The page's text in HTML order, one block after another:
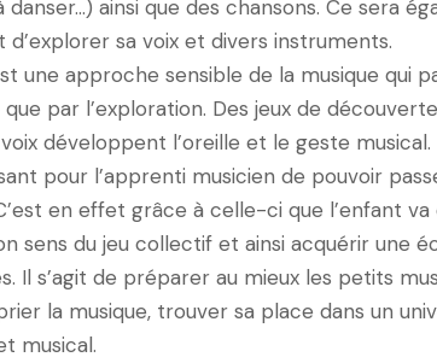
danser…) ainsi que des chansons. Ce sera
d’explorer sa voix et divers instruments.
une approche sensible de la musique qui
que par l’exploration. Des jeux de
développent l’oreille et le geste
pour l’apprenti musicien de pouvoir
en effet grâce à celle-ci que l’enfant
sens du jeu collectif et ainsi acquérir une
Il s’agit de préparer au mieux les petits
la musique, trouver sa place dans un
musical.